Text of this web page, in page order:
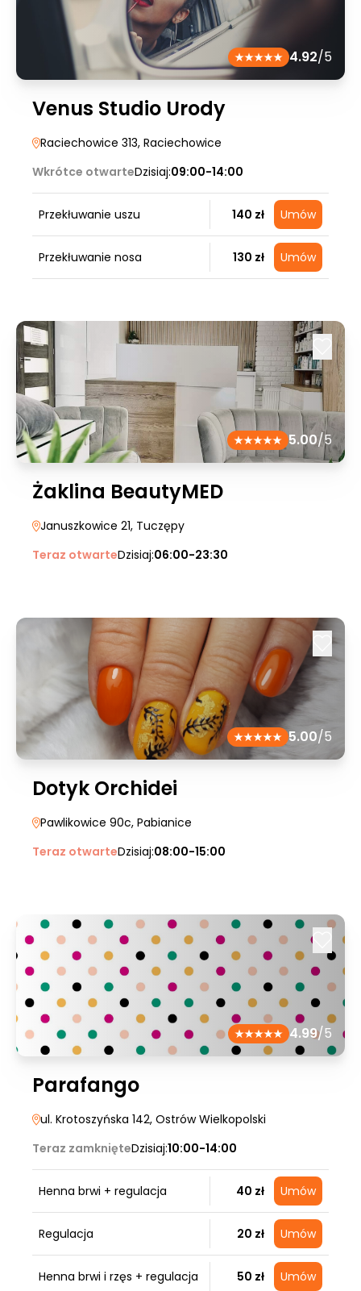
4.92/5
Venus Studio Urody
Raciechowice 313, Raciechowice
Wkrótce otwarteDzisiaj:09:00-14:00
Przekłuwanie uszu 140 zł Umów
Przekłuwanie nosa 130 zł Umów
5.00/5
Żaklina BeautyMED
Januszkowice 21, Tuczępy
Teraz otwarteDzisiaj:06:00-23:30
5.00/5
Dotyk Orchidei
Pawlikowice 90c, Pabianice
Teraz otwarteDzisiaj:08:00-15:00
4.99/5
Parafango
ul. Krotoszyńska 142, Ostrów Wielkopolski
Teraz zamknięteDzisiaj:10:00-14:00
Henna brwi + regulacja 40 zł Umów
Regulacja 20 zł Umów
Henna brwi i rzęs + regulacja 50 zł Umów